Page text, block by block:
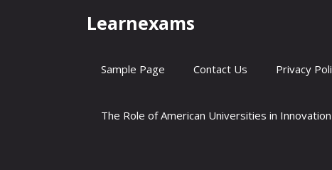
Learnexams
Sample Page Contact Us Privacy
The Role of American Universities in